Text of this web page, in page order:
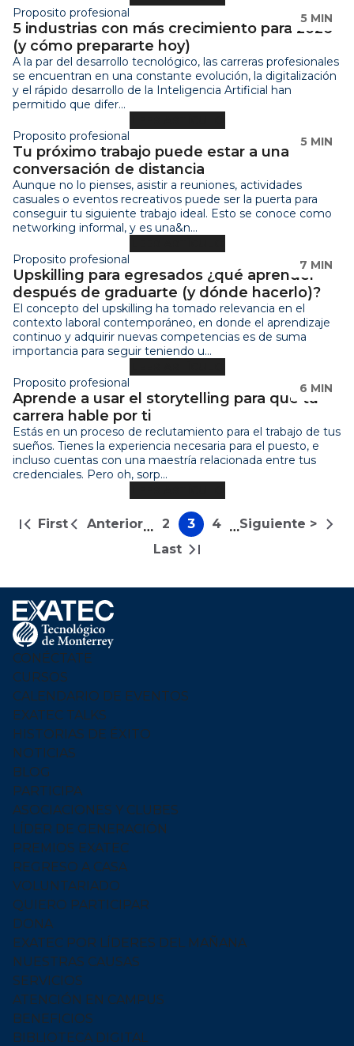
5 MIN
Proposito profesional
5 industrias con más crecimiento para 2026
(y cómo prepararte hoy)
A la par del desarrollo tecnológico, las carreras profesionales
se encuentran en una constante evolución, la digitalización
y el rápido desarrollo de la Inteligencia Artificial han
permitido que difer...
5 MIN
Proposito profesional
Tu próximo trabajo puede estar a una
conversación de distancia
Aunque no lo pienses, asistir a reuniones, actividades
casuales o eventos recreativos puede ser la puerta para
conseguir tu siguiente trabajo ideal. Esto se conoce como
networking informal, y es una&n...
7 MIN
Proposito profesional
Upskilling para egresados ¿qué aprender
después de graduarte (y dónde hacerlo)?
El concepto del upskilling ha tomado relevancia en el
contexto laboral contemporáneo, en donde el aprendizaje
continuo y adquirir nuevas competencias es de suma
importancia para seguir teniendo u...
6 MIN
Proposito profesional
Aprende a usar el storytelling para que tu
carrera hable por ti
Estás en un proceso de reclutamiento para el trabajo de tus
sueños. Tienes la experiencia necesaria para el puesto, e
incluso cuentas con una maestría relacionada entre tus
credenciales. Pero oh, sorp...
Paginación
Primera
First
Página
anterior
Anterior… Página
2 Página
3 Página
4 …
Siguiente
Siguiente >
Última
Last
Footer
Menu
Logo
CONÉCTATE
CURSOS
CALENDARIO DE EVENTOS
EXATEC TALKS
HISTORIAS DE ÉXITO
NOTICIAS
BLOG
PARTICIPA
ASOCIACIONES Y CLUBES
LÍDER DE GENERACIÓN
PREMIOS EXATEC
REGRESO A CASA
VOLUNTARIADO
QUIERO PARTICIPAR
DONA
EXATEC POR LÍDERES DEL MAÑANA
NUESTRAS CAUSAS
SERVICIOS
ATENCIÓN EN CAMPUS
BENEFICIOS
BIBLIOTECA DIGITAL